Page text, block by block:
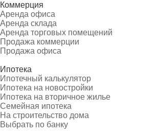
Коммерция
Аренда офиса
Аренда склада
Аренда торговых помещений
Продажа коммерции
Продажа офиса
Ипотека
Ипотечный калькулятор
Ипотека на новостройки
Ипотека на вторичное жилье
Семейная ипотека
На строительство дома
Выбрать по банку